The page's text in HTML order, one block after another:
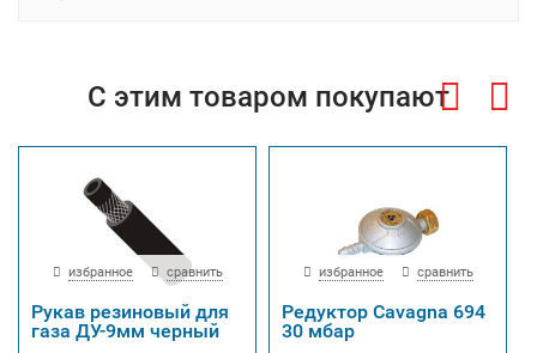
С этим товаром покупают
избранное сравнить
Рукав резиновый для
газа ДУ-9мм черный
избранное сравнить
Редуктор Cavagna 694
30 мбар